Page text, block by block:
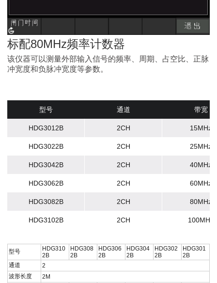
标配80MHz频率计数器
该仪器可以测量外部输入信号的频率、周期、占空比、正脉
冲宽度和负脉冲宽度等参数。
型号 通道 带宽
HDG3012B 2CH 15MHz
HDG3022B 2CH 25MHz
HDG3042B 2CH 40MHz
HDG3062B 2CH 60MHz
HDG3082B 2CH 80MHz
HDG3102B 2CH 100MHz
型号
HDG310
2B
HDG308
2B
HDG306
2B
HDG304
2B
HDG302
2B
HDG301
2B
通道
2
波形长度
2M